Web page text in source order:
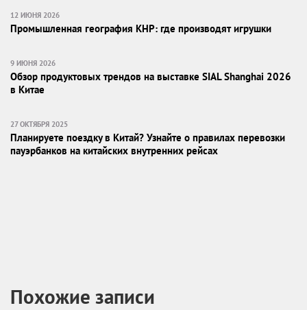
12 ИЮНЯ 2026
Промышленная география КНР: где производят игрушки
9 ИЮНЯ 2026
Обзор продуктовых трендов на выставке SIAL Shanghai 2026
в Китае
27 ОКТЯБРЯ 2025
Планируете поездку в Китай? Узнайте о правилах перевозки
пауэрбанков на китайских внутренних рейсах
Похожие записи